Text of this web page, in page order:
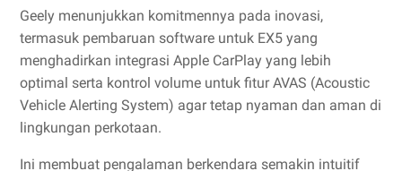
Geely menunjukkan komitmennya pada inovasi,
termasuk pembaruan software untuk EX5 yang
menghadirkan integrasi Apple CarPlay yang lebih
optimal serta kontrol volume untuk fitur AVAS (Acoustic
Vehicle Alerting System) agar tetap nyaman dan aman di
lingkungan perkotaan.
Ini membuat pengalaman berkendara semakin intuitif